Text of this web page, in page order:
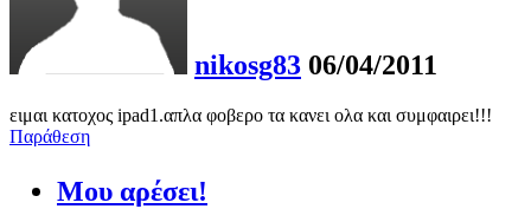
nikosg83 06/04/2011
ειμαι κατοχος ipad1.απλα φοβερο τα κανει ολα και συμφαιρει!!!
Παράθεση
Μου αρέσει!